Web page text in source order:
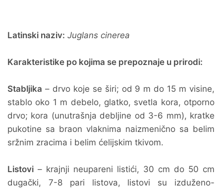
Latinski naziv: Juglans cinerea
Karakteristike po kojima se prepoznaje u prirodi:
Stabljika – drvo koje se širi; od 9 m do 15 m visine,
stablo oko 1 m debelo, glatko, svetla kora, otporno
drvo; kora (unutrašnja debljine od 3-6 mm), kratke
pukotine sa braon vlaknima naizmenično sa belim
sržnim zracima i belim ćelijskim tkivom.
Listovi – krajnji neupareni listići, 30 cm do 50 cm
dugački, 7-8 pari listova, listovi su izduženo-